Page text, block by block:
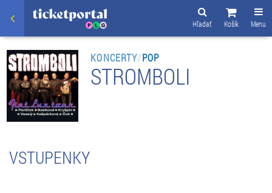
Menu
Košík
Hľadať
KONCERTY/POP
STROMBOLI
VSTUPENKY